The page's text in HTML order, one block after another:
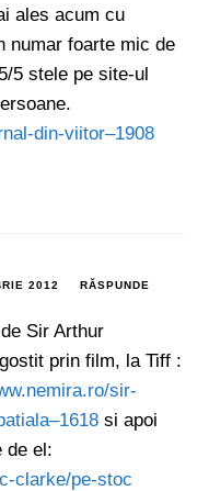
ales acum cu
numar foarte mic de
5 stele pe site-ul
din-viitor–1908
2012 RĂSPUNDE
Sir Arthur
prin film, la Tiff :
sir-
si apoi
de el:
clarke/pe-stoc